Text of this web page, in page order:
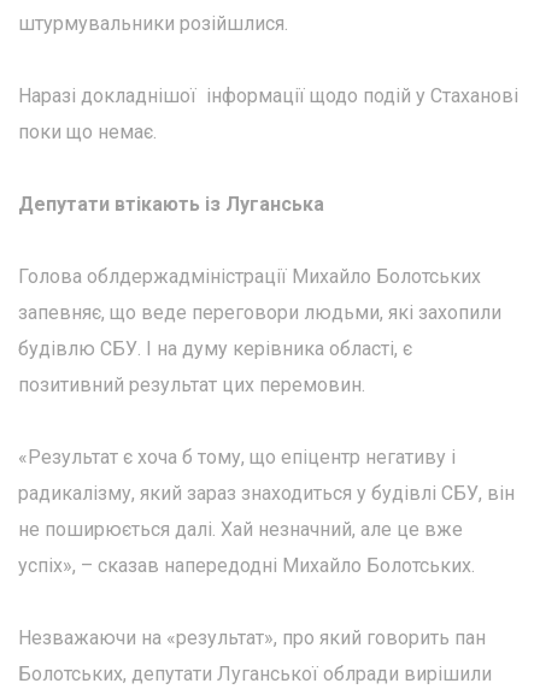
штурмувальники розійшлися.
Наразі докладнішої інформації щодо подій у Стаханові
поки що немає.
Депутати втікають із Луганська
Голова облдержадміністрації Михайло Болотських
запевняє, що веде переговори людьми, які захопили
будівлю СБУ. І на думу керівника області, є
позитивний результат цих перемовин.
«Результат є хоча б тому, що епіцентр негативу і
радикалізму, який зараз знаходиться у будівлі СБУ, він
не поширюється далі. Хай незначний, але це вже
успіх», – сказав напередодні Михайло Болотських.
Незважаючи на «результат», про який говорить пан
Болотських, депутати Луганської облради вирішили